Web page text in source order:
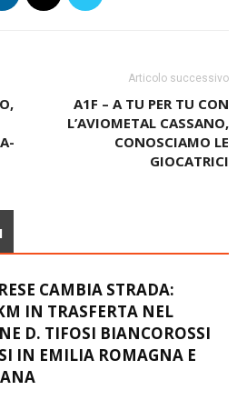
Articolo successivo
A1F – A TU PER TU CON
L’AVIOMETAL CASSANO,
CAMBIA STRADA:
IN TRASFERTA NEL
D. TIFOSI BIANCOROSSI
IN EMILIA ROMAGNA E